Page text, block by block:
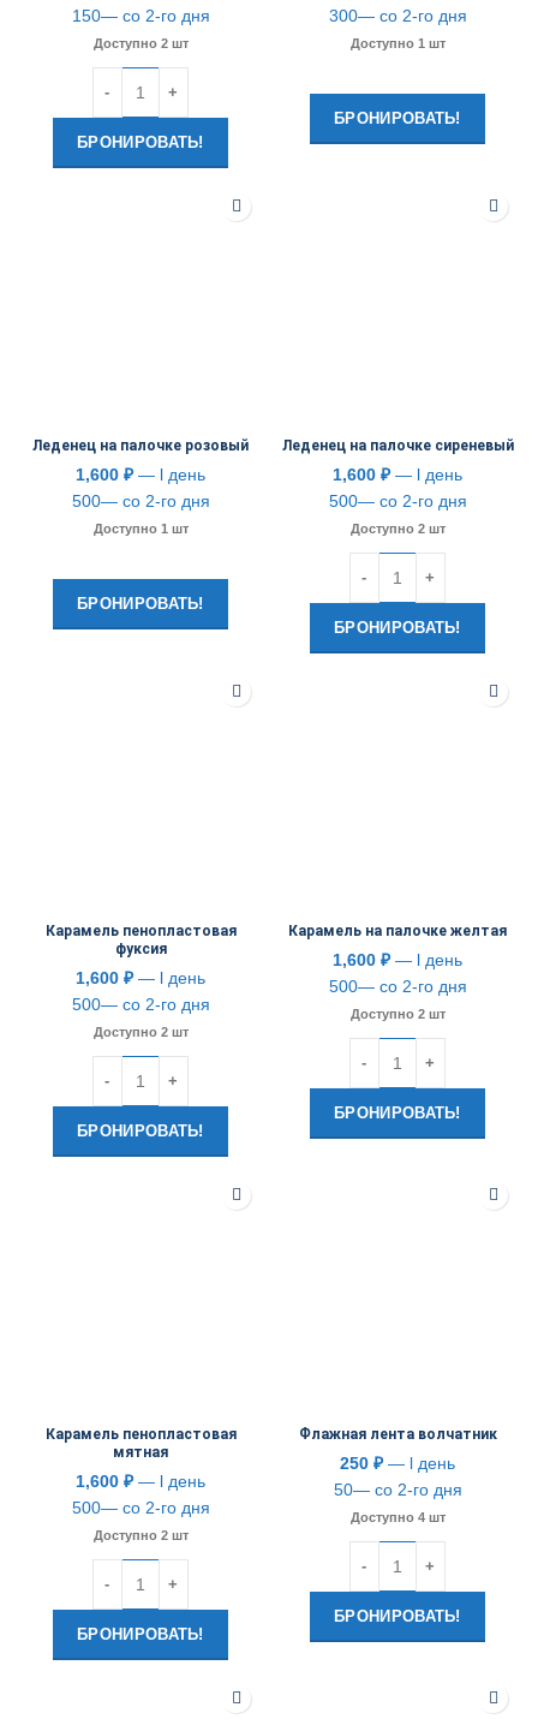
150— со 2-го дня
Доступно 2 шт
БРОНИРОВАТЬ!
300— со 2-го дня
Доступно 1 шт
БРОНИРОВАТЬ!
Леденец на палочке розовый
1,600 ₽— l день
500— со 2-го дня
Доступно 1 шт
БРОНИРОВАТЬ!
Леденец на палочке сиреневый
1,600 ₽— l день
500— со 2-го дня
Доступно 2 шт
БРОНИРОВАТЬ!
Карамель пенопластовая
фуксия
1,600 ₽— l день
500— со 2-го дня
Доступно 2 шт
БРОНИРОВАТЬ!
Карамель на палочке желтая
1,600 ₽— l день
500— со 2-го дня
Доступно 2 шт
БРОНИРОВАТЬ!
Карамель пенопластовая
мятная
1,600 ₽— l день
500— со 2-го дня
Доступно 2 шт
БРОНИРОВАТЬ!
Флажная лента волчатник
250 ₽— l день
50— со 2-го дня
Доступно 4 шт
БРОНИРОВАТЬ!